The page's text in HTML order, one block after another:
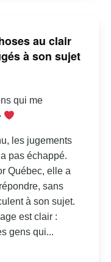
au clair
à son sujet
qui me
les jugements
pas échappé.
Québec, elle a
sans
à son sujet.
est clair :
gens qui...